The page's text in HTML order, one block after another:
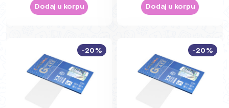
Dodaj u korpu Dodaj u korpu
-20% -20%